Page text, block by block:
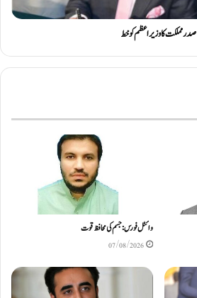
صدر مملکت کا وزیراعظم کو خط
وائٹل فورس: جسم کی محافظ قوت
07/08/2026